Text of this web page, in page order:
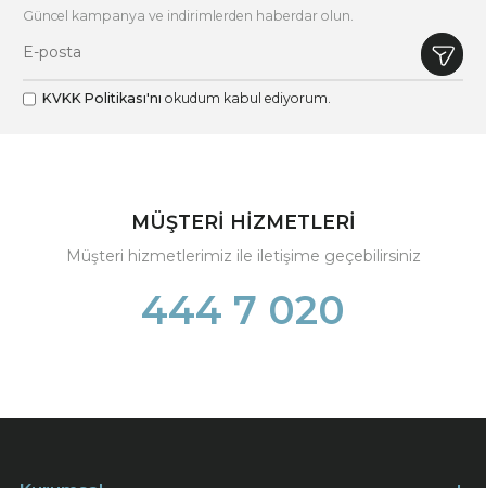
Güncel kampanya ve indirimlerden haberdar olun.
KVKK Politikası'nı okudum kabul ediyorum.
MÜŞTERİ HİZMETLERİ
Müşteri hizmetlerimiz ile iletişime geçebilirsiniz
444 7 020